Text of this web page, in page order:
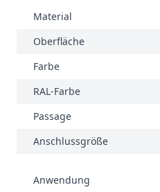
Material
Oberfläche
Farbe
RAL-Farbe
Passage
Anschlussgröße
Anwendung